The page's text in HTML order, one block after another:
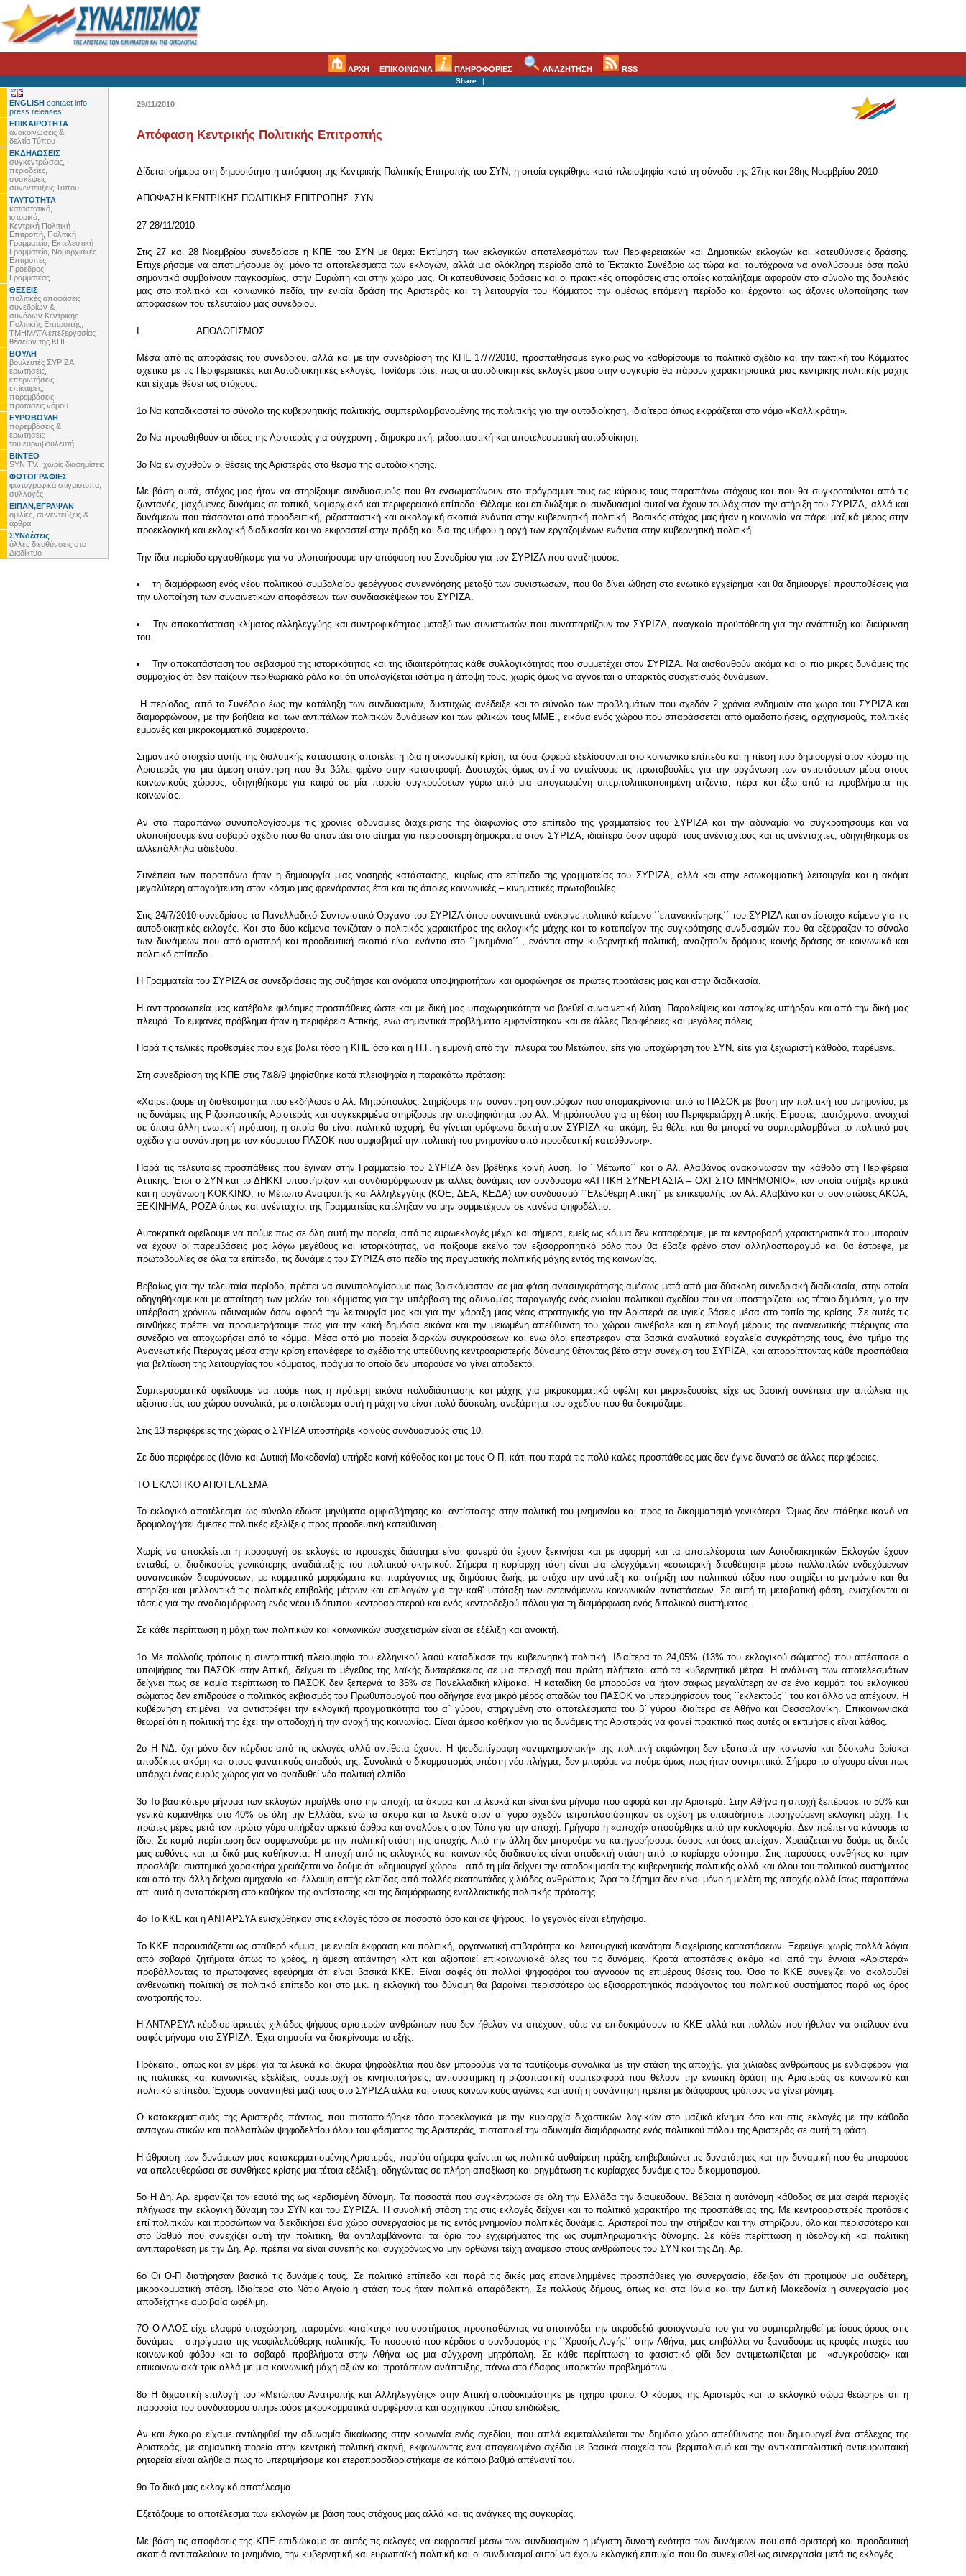
ΑΡΧΗ ΕΠΙΚΟΙΝΩΝΙΑ ΠΛΗΡΟΦΟΡΙΕΣ ΑΝΑΖΗΤΗΣΗ RSS
Share |
ENGLISH contact info,
press releases
ΕΠΙΚΑΙΡΟΤΗΤΑ
ανακοινώσεις &
δελτία Τύπου
ΕΚΔΗΛΩΣΕΙΣ
συγκεντρώσεις,
περιοδείες,
συσκέψεις,
συνεντεύξεις Τύπου
ΤΑΥΤΟΤΗΤΑ
καταστατικό,
ιστορικό,
Κεντρική Πολιτική
Επιτροπή, Πολιτική
Γραμματεία, Εκτελεστική
Γραμματεία, Νομαρχιακές
Επιτροπές,
Πρόεδρος,
Γραμματέας
ΘΕΣΕΙΣ
πολιτικές αποφάσεις
συνεδρίων &
συνόδων Κεντρικής
Πολιτικής Επιτροπής,
ΤΜΗΜΑΤΑ επεξεργασίας
θέσεων της ΚΠΕ
ΒΟΥΛΗ
βουλευτές ΣΥΡΙΖΑ,
ερωτήσεις,
επερωτήσεις,
επίκαιρες,
παρεμβάσεις,
προτάσεις νόμου
ΕΥΡΩΒΟΥΛΗ
παρεμβάσεις &
ερωτήσεις
του ευρωβουλευτή
ΒΙΝΤΕΟ
SYN TV.. χωρίς διαφημίσεις
ΦΩΤΟΓΡΑΦΙΕΣ
φωτογραφικά στιγμιότυπα,
συλλογές
ΕΙΠΑΝ,ΕΓΡΑΨΑΝ
ομιλίες, συνεντεύξεις &
άρθρα
ΣΥΝδέσεις
άλλες διευθύνσεις στο
Διαδίκτυο
29/11/2010
Απόφαση Κεντρικής Πολιτικής Επιτροπής
Δίδεται σήμερα στη δημοσιότητα η απόφαση της Κεντρικής Πολιτικής Επιτροπής του ΣΥΝ, η οποία εγκρίθηκε κατά πλειοψηφία κατά τη σύνοδο της 27ης και 28ης Νοεμβρίου 2010
ΑΠΟΦΑΣΗ ΚENTΡΙΚΗΣ ΠΟΛΙΤΙΚΗΣ ΕΠΙΤΡΟΠΗΣ ΣΥΝ
27-28/11/2010
Στις 27 και 28 Νοεμβρίου συνεδρίασε η ΚΠΕ του ΣΥΝ με θέμα: Εκτίμηση των εκλογικών αποτελεσμάτων των Περιφερειακών και Δημοτικών εκλογών και κατευθύνσεις δράσης.
Επιχειρήσαμε να αποτιμήσουμε όχι μόνο τα αποτελέσματα των εκλογών, αλλά μια ολόκληρη περίοδο από το Έκτακτο Συνέδριο ως τώρα και ταυτόχρονα να αναλύσουμε όσα πολύ
σημαντικά συμβαίνουν παγκοσμίως, στην Ευρώπη και στην χώρα μας. Οι κατευθύνσεις δράσεις και οι πρακτικές αποφάσεις στις οποίες καταλήξαμε αφορούν στο σύνολο της δουλειάς
μας στο πολιτικό και κοινωνικό πεδίο, την ενιαία δράση της Αριστεράς και τη λειτουργία του Κόμματος την αμέσως επόμενη περίοδο και έρχονται ως άξονες υλοποίησης των
αποφάσεων του τελευταίου μας συνεδρίου.
Ι. ΑΠΟΛΟΓΙΣΜΟΣ
Μέσα από τις αποφάσεις του συνεδρίου, αλλά και με την συνεδρίαση της ΚΠΕ 17/7/2010, προσπαθήσαμε εγκαίρως να καθορίσουμε το πολιτικό σχέδιο και την τακτική του Κόμματος
σχετικά με τις Περιφερειακές και Αυτοδιοικητικές εκλογές. Τονίζαμε τότε, πως οι αυτοδιοικητικές εκλογές μέσα στην συγκυρία θα πάρουν χαρακτηριστικά μιας κεντρικής πολιτικής μάχης
και είχαμε θέσει ως στόχους:
1ο Να καταδικαστεί το σύνολο της κυβερνητικής πολιτικής, συμπεριλαμβανομένης της πολιτικής για την αυτοδιοίκηση, ιδιαίτερα όπως εκφράζεται στο νόμο «Καλλικράτη».
2ο Να προωθηθούν οι ιδέες της Αριστεράς για σύγχρονη , δημοκρατική, ριζοσπαστική και αποτελεσματική αυτοδιοίκηση.
3ο Να ενισχυθούν οι θέσεις της Αριστεράς στο θεσμό της αυτοδιοίκησης.
Με βάση αυτά, στόχος μας ήταν να στηρίξουμε συνδυασμούς που θα ενσωματώνουν στο πρόγραμμα τους ως κύριους τους παραπάνω στόχους και που θα συγκροτούνται από τις
ζωντανές, μαχόμενες δυνάμεις σε τοπικό, νομαρχιακό και περιφερειακό επίπεδο. Θέλαμε και επιδιώξαμε οι συνδυασμοί αυτοί να έχουν τουλάχιστον την στήριξη του ΣΥΡΙΖΑ, αλλά και
δυνάμεων που τάσσονται από προοδευτική, ριζοσπαστική και οικολογική σκοπιά ενάντια στην κυβερνητική πολιτική. Βασικός στόχος μας ήταν η κοινωνία να πάρει μαζικά μέρος στην
προεκλογική και εκλογική διαδικασία και να εκφραστεί στην πράξη και δια της ψήφου η οργή των εργαζομένων ενάντια στην κυβερνητική πολιτική.
Την ίδια περίοδο εργασθήκαμε για να υλοποιήσουμε την απόφαση του Συνεδρίου για τον ΣΥΡΙΖΑ που αναζητούσε:
• τη διαμόρφωση ενός νέου πολιτικού συμβολαίου φερέγγυας συνεννόησης μεταξύ των συνιστωσών, που θα δίνει ώθηση στο ενωτικό εγχείρημα και θα δημιουργεί προϋποθέσεις για
την υλοποίηση των συναινετικών αποφάσεων των συνδιασκέψεων του ΣΥΡΙΖΑ.
• Την αποκατάσταση κλίματος αλληλεγγύης και συντροφικότητας μεταξύ των συνιστωσών που συναπαρτίζουν τον ΣΥΡΙΖΑ, αναγκαία προϋπόθεση για την ανάπτυξη και διεύρυνση
του.
• Την αποκατάσταση του σεβασμού της ιστορικότητας και της ιδιαιτερότητας κάθε συλλογικότητας που συμμετέχει στον ΣΥΡΙΖΑ. Να αισθανθούν ακόμα και οι πιο μικρές δυνάμεις της
συμμαχίας ότι δεν παίζουν περιθωριακό ρόλο και ότι υπολογίζεται ισότιμα η άποψη τους, χωρίς όμως να αγνοείται ο υπαρκτός συσχετισμός δυνάμεων.
Η περίοδος, από το Συνέδριο έως την κατάληξη των συνδυασμών, δυστυχώς ανέδειξε και το σύνολο των προβλημάτων που σχεδόν 2 χρόνια ενδημούν στο χώρο του ΣΥΡΙΖΑ και
διαμορφώνουν, με την βοήθεια και των αντιπάλων πολιτικών δυνάμεων και των φιλικών τους ΜΜΕ , εικόνα ενός χώρου που σπαράσσεται από ομαδοποιήσεις, αρχηγισμούς, πολιτικές
εμμονές και μικροκομματικά συμφέροντα.
Σημαντικό στοιχείο αυτής της διαλυτικής κατάστασης αποτελεί η ίδια η οικονομική κρίση, τα όσα ζοφερά εξελίσσονται στο κοινωνικό επίπεδο και η πίεση που δημιουργεί στον κόσμο της
Αριστεράς για μια άμεση απάντηση που θα βάλει φρένο στην καταστροφή. Δυστυχώς όμως αντί να εντείνουμε τις πρωτοβουλίες για την οργάνωση των αντιστάσεων μέσα στους
κοινωνικούς χώρους, οδηγηθήκαμε για καιρό σε μία πορεία συγκρούσεων γύρω από μια απογειωμένη υπερπολιτικοποιημένη ατζέντα, πέρα και έξω από τα προβλήματα της
κοινωνίας.
Αν στα παραπάνω συνυπολογίσουμε τις χρόνιες αδυναμίες διαχείρισης της διαφωνίας στο επίπεδο της γραμματείας του ΣΥΡΙΖΑ και την αδυναμία να συγκροτήσουμε και να
υλοποιήσουμε ένα σοβαρό σχέδιο που θα απαντάει στο αίτημα για περισσότερη δημοκρατία στον ΣΥΡΙΖΑ, ιδιαίτερα όσον αφορά τους ανένταχτους και τις ανένταχτες, οδηγηθήκαμε σε
αλλεπάλληλα αδιέξοδα.
Συνέπεια των παραπάνω ήταν η δημιουργία μιας νοσηρής κατάστασης, κυρίως στο επίπεδο της γραμματείας του ΣΥΡΙΖΑ, αλλά και στην εσωκομματική λειτουργία και η ακόμα
μεγαλύτερη απογοήτευση στον κόσμο μας φρενάροντας έτσι και τις όποιες κοινωνικές – κινηματικές πρωτοβουλίες.
Στις 24/7/2010 συνεδρίασε το Πανελλαδικό Συντονιστικό Όργανο του ΣΥΡΙΖΑ όπου συναινετικά ενέκρινε πολιτικό κείμενο ΄΄επανεκκίνησης΄΄ του ΣΥΡΙΖΑ και αντίστοιχο κείμενο για τις
αυτοδιοικητικές εκλογές. Και στα δύο κείμενα τονιζόταν ο πολιτικός χαρακτήρας της εκλογικής μάχης και το κατεπείγον της συγκρότησης συνδυασμών που θα εξέφραζαν το σύνολο
των δυνάμεων που από αριστερή και προοδευτική σκοπιά είναι ενάντια στο ΄΄μνημόνιο΄΄ , ενάντια στην κυβερνητική πολιτική, αναζητούν δρόμους κοινής δράσης σε κοινωνικό και
πολιτικό επίπεδο.
Η Γραμματεία του ΣΥΡΙΖΑ σε συνεδριάσεις της συζήτησε και ονόματα υποψηφιοτήτων και ομοφώνησε σε πρώτες προτάσεις μας και στην διαδικασία.
Η αντιπροσωπεία μας κατέβαλε φιλότιμες προσπάθειες ώστε και με δική μας υποχωρητικότητα να βρεθεί συναινετική λύση. Παραλείψεις και αστοχίες υπήρξαν και από την δική μας
πλευρά. Tο εμφανές πρόβλημα ήταν η περιφέρεια Αττικής, ενώ σημαντικά προβλήματα εμφανίστηκαν και σε άλλες Περιφέρειες και μεγάλες πόλεις.
Παρά τις τελικές προθεσμίες που είχε βάλει τόσο η ΚΠΕ όσο και η Π.Γ. η εμμονή από την πλευρά του Μετώπου, είτε για υποχώρηση του ΣΥΝ, είτε για ξεχωριστή κάθοδο, παρέμενε.
Στη συνεδρίαση της ΚΠΕ στις 7&8/9 ψηφίσθηκε κατά πλειοψηφία η παρακάτω πρόταση:
«Χαιρετίζουμε τη διαθεσιμότητα που εκδήλωσε ο Αλ. Μητρόπουλος. Στηρίζουμε την συνάντηση συντρόφων που απομακρίνονται από το ΠΑΣΟΚ με βάση την πολιτική του μνημονίου, με
τις δυνάμεις της Ριζοσπαστικής Αριστεράς και συγκεκριμένα στηρίζουμε την υποψηφιότητα του Αλ. Μητρόπουλου για τη θέση του Περιφερειάρχη Αττικής. Είμαστε, ταυτόχρονα, ανοιχτοί
σε όποια άλλη ενωτική πρόταση, η οποία θα είναι πολιτικά ισχυρή, θα γίνεται ομόφωνα δεκτή στον ΣΥΡΙΖΑ και ακόμη, θα θέλει και θα μπορεί να συμπεριλαμβάνει το πολιτικό μας
σχέδιο για συνάντηση με τον κόσμοτου ΠΑΣΟΚ που αμφισβητεί την πολιτική του μνημονίου από προοδευτική κατεύθυνση».
Παρά τις τελευταίες προσπάθειες που έγιναν στην Γραμματεία του ΣΥΡΙΖΑ δεν βρέθηκε κοινή λύση. Το ΄΄Μέτωπο΄΄ και ο Αλ. Αλαβάνος ανακοίνωσαν την κάθοδο στη Περιφέρεια
Αττικής. Έτσι ο ΣΥΝ και το ΔΗΚΚΙ υποστήριξαν και συνδιαμόρφωσαν με άλλες δυνάμεις τον συνδυασμό «ΑΤΤΙΚΗ ΣΥΝΕΡΓΑΣΙΑ – ΟΧΙ ΣΤΟ ΜΝΗΜΟΝΙΟ», τον οποία στήριξε κριτικά
και η οργάνωση ΚΟΚΚΙΝΟ, το Μέτωπο Ανατροπής και Αλληλεγγύης (ΚΟΕ, ΔΕΑ, ΚΕΔΑ) τον συνδυασμό ΄΄Ελεύθερη Αττική΄΄ με επικεφαλής τον Αλ. Αλαβάνο και οι συνιστώσες ΑΚΟΑ,
ΞΕΚΙΝΗΜΑ, ΡΟΖΑ όπως και ανένταχτοι της Γραμματείας κατέληξαν να μην συμμετέχουν σε κανένα ψηφοδέλτιο.
Αυτοκριτικά οφείλουμε να πούμε πως σε όλη αυτή την πορεία, από τις ευρωεκλογές μέχρι και σήμερα, εμείς ως κόμμα δεν καταφέραμε, με τα κεντροβαρή χαρακτηριστικά που μπορούν
να έχουν οι παρεμβάσεις μας λόγω μεγέθους και ιστορικότητας, να παίξουμε εκείνο τον εξισορροπητικό ρόλο που θα έβαζε φρένο στον αλληλοσπαραγμό και θα έστρεφε, με
πρωτοβουλίες σε όλα τα επίπεδα, τις δυνάμεις του ΣΥΡΙΖΑ στο πεδίο της πραγματικής πολιτικής μάχης εντός της κοινωνίας.
Βεβαίως για την τελευταία περίοδο, πρέπει να συνυπολογίσουμε πως βρισκόμασταν σε μια φάση ανασυγκρότησης αμέσως μετά από μια δύσκολη συνεδριακή διαδικασία, στην οποία
οδηγηθήκαμε και με απαίτηση των μελών του κόμματος για την υπέρβαση της αδυναμίας παραγωγής ενός ενιαίου πολιτικού σχεδίου που να υποστηρίζεται ως τέτοιο δημόσια, για την
υπέρβαση χρόνιων αδυναμιών όσον αφορά την λειτουργία μας και για την χάραξη μιας νέας στρατηγικής για την Αριστερά σε υγιείς βάσεις μέσα στο τοπίο της κρίσης. Σε αυτές τις
συνθήκες πρέπει να προσμετρήσουμε πως για την κακή δημόσια εικόνα και την μειωμένη απεύθυνση του χώρου συνέβαλε και η επιλογή μέρους της ανανεωτικής πτέρυγας στο
συνέδριο να αποχωρήσει από το κόμμα. Μέσα από μια πορεία διαρκών συγκρούσεων και ενώ όλοι επέστρεφαν στα βασικά αναλυτικά εργαλεία συγκρότησής τους, ένα τμήμα της
Ανανεωτικής Πτέρυγας μέσα στην κρίση επανέφερε το σχέδιο της υπεύθυνης κεντροαριστερής δύναμης θέτοντας βέτο στην συνέχιση του ΣΥΡΙΖΑ, και απορρίπτοντας κάθε προσπάθεια
για βελτίωση της λειτουργίας του κόμματος, πράγμα το οποίο δεν μπορούσε να γίνει αποδεκτό.
Συμπερασματικά οφείλουμε να πούμε πως η πρότερη εικόνα πολυδιάσπασης και μάχης για μικροκομματικά οφέλη και μικροεξουσίες είχε ως βασική συνέπεια την απώλεια της
αξιοπιστίας του χώρου συνολικά, με αποτέλεσμα αυτή η μάχη να είναι πολύ δύσκολη, ανεξάρτητα του σχεδίου που θα δοκιμάζαμε.
Στις 13 περιφέρειες της χώρας ο ΣΥΡΙΖΑ υποστήριξε κοινούς συνδυασμούς στις 10.
Σε δύο περιφέρειες (Ιόνια και Δυτική Μακεδονία) υπήρξε κοινή κάθοδος και με τους Ο-Π, κάτι που παρά τις πολύ καλές προσπάθειες μας δεν έγινε δυνατό σε άλλες περιφέρειες.
ΤΟ ΕΚΛΟΓΙΚΟ ΑΠΟΤΕΛΕΣΜΑ
Το εκλογικό αποτέλεσμα ως σύνολο έδωσε μηνύματα αμφισβήτησης και αντίστασης στην πολιτική του μνημονίου και προς το δικομματισμό γενικότερα. Όμως δεν στάθηκε ικανό να
δρομολογήσει άμεσες πολιτικές εξελίξεις προς προοδευτική κατεύθυνση.
Χωρίς να αποκλείεται η προσφυγή σε εκλογές το προσεχές διάστημα είναι φανερό ότι έχουν ξεκινήσει και με αφορμή και τα αποτελέσματα των Αυτοδιοικητικών Εκλογών έχουν
ενταθεί, οι διαδικασίες γενικότερης αναδιάταξης του πολιτικού σκηνικού. Σήμερα η κυρίαρχη τάση είναι μια ελεγχόμενη «εσωτερική διευθέτηση» μέσω πολλαπλών ενδεχόμενων
συναινετικών διευρύνσεων, με κομματικά μορφώματα και παράγοντες της δημόσιας ζωής, με στόχο την ανάταξη και στήριξη του πολιτικού τόξου που στηρίζει το μνημόνιο και θα
στηρίξει και μελλοντικά τις πολιτικές επιβολής μέτρων και επιλογών για την καθ' υπόταξη των εντεινόμενων κοινωνικών αντιστάσεων. Σε αυτή τη μεταβατική φάση, ενισχύονται οι
τάσεις για την αναδιαμόρφωση ενός νέου ιδιότυπου κεντροαριστερού και ενός κεντροδεξιού πόλου για τη διαμόρφωση ενός διπολικού συστήματος.
Σε κάθε περίπτωση η μάχη των πολιτικών και κοινωνικών συσχετισμών είναι σε εξέλιξη και ανοικτή.
1ο Με πολλούς τρόπους η συντριπτική πλειοψηφία του ελληνικού λαού καταδίκασε την κυβερνητική πολιτική. Ιδιαίτερα το 24,05% (13% του εκλογικού σώματος) που απέσπασε ο
υποψήφιος του ΠΑΣΟΚ στην Αττική, δείχνει το μέγεθος της λαϊκής δυσαρέσκειας σε μια περιοχή που πρώτη πλήττεται από τα κυβερνητικά μέτρα. Η ανάλυση των αποτελεσμάτων
δείχνει πως σε καμία περίπτωση το ΠΑΣΟΚ δεν ξεπερνά το 35% σε Πανελλαδική κλίμακα. Η καταδίκη θα μπορούσε να ήταν σαφώς μεγαλύτερη αν σε ένα κομμάτι του εκλογικού
σώματος δεν επιδρούσε ο πολιτικός εκβιασμός του Πρωθυπουργού που οδήγησε ένα μικρό μέρος οπαδών του ΠΑΣΟΚ να υπερψηφίσουν τους ΄΄εκλεκτούς΄΄ του και άλλο να απέχουν. Η
κυβέρνηση επιμένει να αντιστρέφει την εκλογική πραγματικότητα του α΄ γύρου, στηριγμένη στα αποτελέσματα του β΄ γύρου ιδιαίτερα σε Αθήνα και Θεσσαλονίκη. Επικοινωνιακά
θεωρεί ότι η πολιτική της έχει την αποδοχή ή την ανοχή της κοινωνίας. Είναι άμεσο καθήκον για τις δυνάμεις της Αριστεράς να φανεί πρακτικά πως αυτές οι εκτιμήσεις είναι λάθος.
2ο Η ΝΔ. όχι μόνο δεν κέρδισε από τις εκλογές αλλά αντίθετα έχασε. Η ψευδεπίγραφη «αντιμνημονιακή» της πολιτική εκφώνηση δεν εξαπατά την κοινωνία και δύσκολα βρίσκει
αποδέκτες ακόμη και στους φανατικούς οπαδούς της. Συνολικά ο δικομματισμός υπέστη νέο πλήγμα, δεν μπορόμε να πούμε όμως πως ήταν συντριπτικό. Σήμερα το σίγουρο είναι πως
υπάρχει ένας ευρύς χώρος για να αναδυθεί νέα πολιτική ελπίδα.
3ο Το βασικότερο μήνυμα των εκλογών προήλθε από την αποχή, τα άκυρα και τα λευκά και είναι ένα μήνυμα που αφορά και την Αριστερά. Στην Αθήνα η αποχή ξεπέρασε το 50% και
γενικά κυμάνθηκε στο 40% σε όλη την Ελλάδα, ενώ τα άκυρα και τα λευκά στον α΄ γύρο σχεδόν τετραπλασιάστηκαν σε σχέση με οποιαδήποτε προηγούμενη εκλογική μάχη. Τις
πρώτες μέρες μετά τον πρώτο γύρο υπήρξαν αρκετά άρθρα και αναλύσεις στον Τύπο για την αποχή. Γρήγορα η «αποχή» αποσύρθηκε από την κυκλοφορία. Δεν πρέπει να κάνουμε το
ίδιο. Σε καμιά περίπτωση δεν συμφωνούμε με την πολιτική στάση της αποχής. Από την άλλη δεν μπορούμε να κατηγορήσουμε όσους και όσες απείχαν. Χρειάζεται να δούμε τις δικές
μας ευθύνες και τα δικά μας καθήκοντα. Η αποχή από τις εκλογικές και κοινωνικές διαδικασίες είναι αποδεκτή στάση από το κυρίαρχο σύστημα. Στις παρούσες συνθήκες και πριν
προσλάβει συστημικό χαρακτήρα χρειάζεται να δούμε ότι «δημιουργεί χώρο» - από τη μία δείχνει την αποδοκιμασία της κυβερνητικής πολιτικής αλλά και όλου του πολιτικού συστήματος
και από την άλλη δείχνει αμηχανία και έλλειψη απτής ελπίδας από πολλές εκατοντάδες χιλιάδες ανθρώπους. Άρα το ζήτημα δεν είναι μόνο η μελέτη της αποχής αλλά ίσως παραπάνω
απʼ αυτό η ανταπόκριση στο καθήκον της αντίστασης και της διαμόρφωσης εναλλακτικής πολιτικής πρότασης.
4ο Το ΚΚΕ και η ΑΝΤΑΡΣΥΑ ενισχύθηκαν στις εκλογές τόσο σε ποσοστά όσο και σε ψήφους. Το γεγονός είναι εξηγήσιμο.
Το ΚΚΕ παρουσιάζεται ως σταθερό κόμμα, με ενιαία έκφραση και πολιτική, οργανωτική στιβαρότητα και λειτουργική ικανότητα διαχείρισης καταστάσεων. Ξεφεύγει χωρίς πολλά λόγια
από σοβαρά ζητήματα όπως το χρέος, η άμεση απάντηση κλπ και αξιοποιεί επικοινωνιακά όλες του τις δυνάμεις. Κρατά αποστάσεις ακόμα και από την έννοια «Αριστερά»
προβάλλοντας το πρωτοφανές εφεύρημα ότι είναι βασικά ΚΚΕ. Είναι σαφές ότι πολλοί ψηφοφόροι του αγνοούν τις επιμέρους θέσεις του. Όσο το ΚΚΕ συνεχίζει να ακολουθεί
ανθενωτική πολιτική σε πολιτικό επίπεδο και στο μ.κ. η εκλογική του δύναμη θα βαραίνει περισσότερο ως εξισορροπητικός παράγοντας του πολιτικού συστήματος παρά ως όρος
ανατροπής του.
Η ΑΝΤΑΡΣΥΑ κέρδισε αρκετές χιλιάδες ψήφους αριστερών ανθρώπων που δεν ήθελαν να απέχουν, ούτε να επιδοκιμάσουν το ΚΚΕ αλλά και πολλών που ήθελαν να στείλουν ένα
σαφές μήνυμα στο ΣΥΡΙΖΑ. Έχει σημασία να διακρίνουμε το εξής:
Πρόκειται, όπως και εν μέρει για τα λευκά και άκυρα ψηφοδέλτια που δεν μπορούμε να τα ταυτίζουμε συνολικά με την στάση της αποχής, για χιλιάδες ανθρώπους με ενδιαφέρον για
τις πολιτικές και κοινωνικές εξελίξεις, συμμετοχή σε κινητοποιήσεις, αντισυστημική ή ριζοσπαστική συμπεριφορά που θέλουν την ενωτική δράση της Αριστεράς σε κοινωνικό και
πολιτικό επίπεδο. Έχουμε συναντηθεί μαζί τους στο ΣΥΡΙΖΑ αλλά και στους κοινωνικούς αγώνες και αυτή η συνάντηση πρέπει με διάφορους τρόπους να γίνει μόνιμη.
Ο κατακερματισμός της Αριστεράς πάντως, που πιστοποιήθηκε τόσο προεκλογικά με την κυριαρχία διχαστικών λογικών στο μαζικό κίνημα όσο και στις εκλογές με την κάθοδο
ανταγωνιστικών και πολλαπλών ψηφοδελτίου όλου του φάσματος της Αριστεράς, πιστοποιεί την αδυναμία διαμόρφωσης ενός πολιτικού πόλου της Αριστεράς σε αυτή τη φάση.
Η άθροιση των δυνάμεων μιας κατακερματισμένης Αριστεράς, παρ΄ότι σήμερα φαίνεται ως πολιτικά αυθαίρετη πράξη, επιβεβαιώνει τις δυνατότητες και την δυναμική που θα μπορούσε
να απελευθερώσει σε συνθήκες κρίσης μια τέτοια εξέλιξη, οδηγώντας σε πλήρη απαξίωση και ρηγμάτωση τις κυρίαρχες δυνάμεις του δικομματισμού.
5ο Η Δη. Αρ. εμφανίζει τον εαυτό της ως κερδισμένη δύναμη. Τα ποσοστά που συγκέντρωσε σε όλη την Ελλάδα την διαψεύδουν. Βέβαια η αυτόνομη κάθοδος σε μια σειρά περιοχές
πλήγωσε την εκλογική δύναμη του ΣΥΝ και του ΣΥΡΙΖΑ. Η συνολική στάση της στις εκλογές δείχνει και το πολιτικό χαρακτήρα της προσπάθειας της. Με κεντροαριστερές προτάσεις
επί πολιτικών και προσώπων να διεκδικήσει ένα χώρο συνεργασίας με τις εντός μνημονίου πολιτικές δυνάμεις. Αριστεροί που την στήριξαν και την στηρίζουν, όλο και περισσότερο και
στο βαθμό που συνεχίζει αυτή την πολιτική, θα αντιλαμβάνονται τα όρια του εγχειρήματος της ως συμπληρωματικής δύναμης. Σε κάθε περίπτωση η ιδεολογική και πολιτική
αντιπαράθεση με την Δη. Αρ. πρέπει να είναι συνεπής και συγχρόνως να μην ορθώνει τείχη ανάμεσα στους ανθρώπους του ΣΥΝ και της Δη. Αρ.
6ο Οι Ο-Π διατήρησαν βασικά τις δυνάμεις τους. Σε πολιτικό επίπεδο και παρά τις δικές μας επανειλημμένες προσπάθειες για συνεργασία, έδειξαν ότι προτιμούν μια ουδέτερη,
μικροκομματική στάση. Ιδιαίτερα στο Νότιο Αιγαίο η στάση τους ήταν πολιτικά απαράδεκτη. Σε πολλούς δήμους, όπως και στα Ιόνια και την Δυτική Μακεδονία η συνεργασία μας
αποδείχτηκε αμοιβαία ωφέλιμη.
7Ο Ο ΛΑΟΣ είχε ελαφρά υποχώρηση, παραμένει «παίκτης» του συστήματος προσπαθώντας να αποτινάξει την ακροδεξιά φυσιογνωμία του για να συμπεριληφθεί με ίσους όρους στις
δυνάμεις – στηρίγματα της νεοφιλελεύθερης πολιτικής. Το ποσοστό που κέρδισε ο συνδυασμός της ΄΄Χρυσής Αυγής΄΄ στην Αθήνα, μας επιβάλλει να ξαναδούμε τις κρυφές πτυχές του
κοινωνικού φόβου και τα σοβαρά προβλήματα στην Αθήνα ως μια σύγχρονη μητρόπολη. Σε κάθε περίπτωση το φασιστικό φίδι δεν αντιμετωπίζεται με «συγκρούσεις» και
επικοινωνιακά τρικ αλλά με μια κοινωνική μάχη αξιών και προτάσεων ανάπτυξης, πάνω στο έδαφος υπαρκτών προβλημάτων.
8ο Η διχαστική επιλογή του «Μετώπου Ανατροπής και Αλληλεγγύης» στην Αττική αποδοκιμάστηκε με ηχηρό τρόπο. Ο κόσμος της Αριστεράς και το εκλογικό σώμα θεώρησε ότι η
παρουσία του συνδυασμού υπηρετούσε μικροκομματικά συμφέροντα και αρχηγικού τύπου επιδιώξεις.
Αν και έγκαιρα είχαμε αντιληφθεί την αδυναμία δικαίωσης στην κοινωνία ενός σχεδίου, που απλά εκμεταλλεύεται τον δημόσιο χώρο απεύθυνσης που δημιουργεί ένα στέλεχος της
Αριστεράς, με σημαντική πορεία στην κεντρική πολιτική σκηνή, εκφωνώντας ένα απογειωμένο σχέδιο με βασικά στοιχεία τον βερμπαλισμό και την αντικαπιταλιστική αντιευρωπαική
ρητορεία είναι αλήθεια πως το υπερτιμήσαμε και ετεροπροσδιοριστήκαμε σε κάποιο βαθμό απέναντί του.
9ο Το δικό μας εκλογικό αποτέλεσμα.
Εξετάζουμε το αποτέλεσμα των εκλογών με βάση τους στόχους μας αλλά και τις ανάγκες της συγκυρίας.
Με βάση τις αποφάσεις της ΚΠΕ επιδιώκαμε σε αυτές τις εκλογές να εκφραστεί μέσω των συνδυασμών η μέγιστη δυνατή ενότητα των δυνάμεων που από αριστερή και προοδευτική
σκοπιά αντιπαλεύουν το μνημόνιο, την κυβερνητική και ευρωπαϊκή πολιτική και οι συνδυασμοί αυτοί να έχουν εκλογική επιτυχία που θα συνεχισθεί ως συνεργασία μετά τις εκλογές.